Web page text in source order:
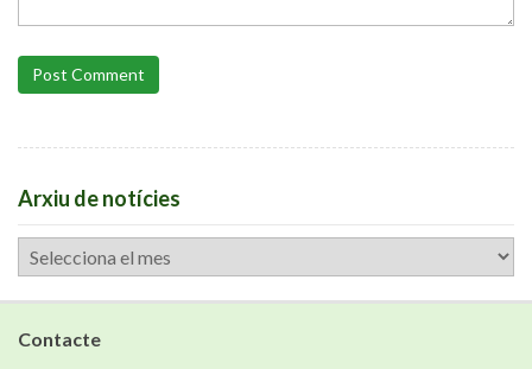
Post Comment
Arxiu de notícies
Arxiu
de
notícies
Contacte